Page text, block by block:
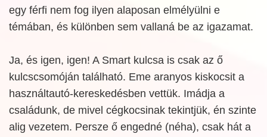
egy férfi nem fog ilyen alaposan elmélyülni e
témában, és különben sem vallaná be az igazamat.
Ja, és igen, igen! A Smart kulcsa is csak az ő
kulcscsomóján található. Eme aranyos kiskocsit a
használtautó-kereskedésben vettük. Imádja a
családunk, de mivel cégkocsinak tekintjük, én szinte
alig vezetem. Persze ő engedné (néha), csak hát a